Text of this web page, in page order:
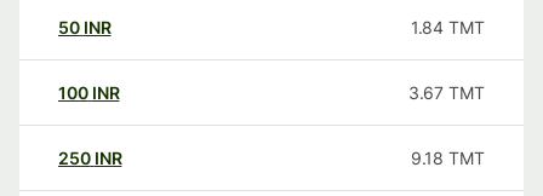
50 INR 1.84 TMT
100 INR 3.67 TMT
250 INR 9.18 TMT